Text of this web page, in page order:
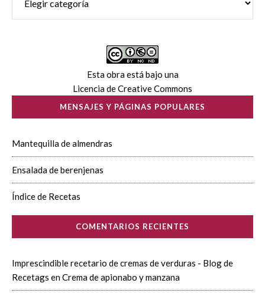
Esta obra está bajo una
Licencia de Creative Commons
MENSAJES Y PÁGINAS POPULARES
Mantequilla de almendras
Ensalada de berenjenas
Índice de Recetas
COMENTARIOS RECIENTES
Imprescindible recetario de cremas de verduras - Blog de
Recetags enCrema de apionabo y manzana